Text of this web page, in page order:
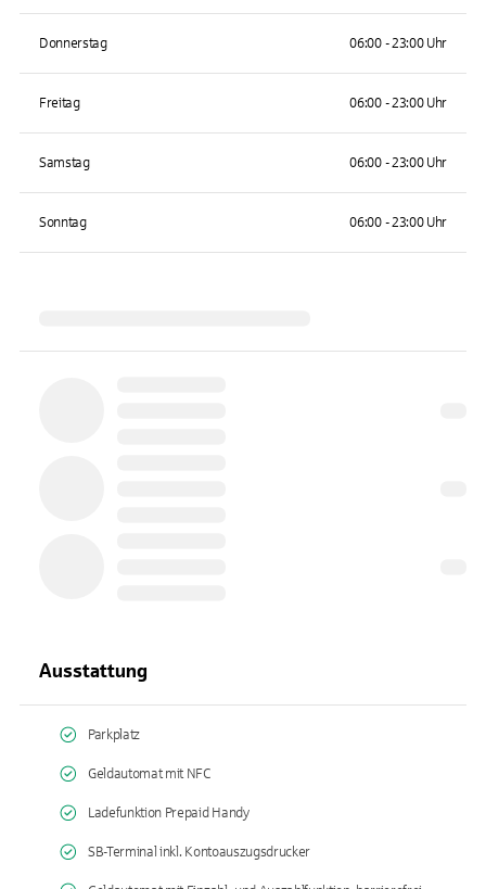
Donnerstag 06:00 - 23:00 Uhr
Freitag 06:00 - 23:00 Uhr
Samstag 06:00 - 23:00 Uhr
Sonntag 06:00 - 23:00 Uhr
Ausstattung
Parkplatz
Geldautomat mit NFC
Ladefunktion Prepaid Handy
SB-Terminal inkl. Kontoauszugsdrucker